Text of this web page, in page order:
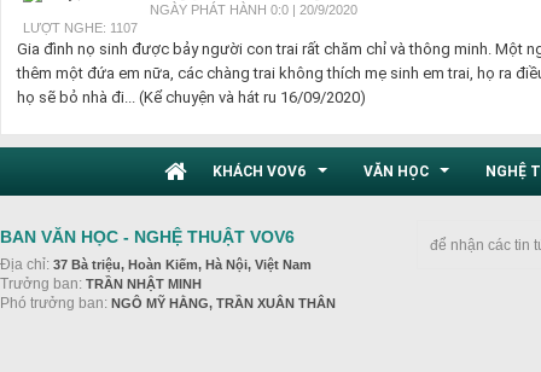
NGÀY PHÁT HÀNH 0:0 | 20/9/2020
LƯỢT NGHE: 1107
Gia đình nọ sinh được bảy người con trai rất chăm chỉ và thông minh. Một
thêm một đứa em nữa, các chàng trai không thích mẹ sinh em trai, họ ra
họ sẽ bỏ nhà đi... (Kể chuyện và hát ru 16/09/2020)
KHÁCH VOV6 VĂN HỌC NGHỆ
BAN VĂN HỌC - NGHỆ THUẬT VOV6
Địa chỉ: 37 Bà triệu, Hoàn Kiếm, Hà Nội, Việt Nam
Trưởng ban: TRẦN NHẬT MINH
Phó trưởng ban: NGÔ MỸ HẰNG, TRẦN XUÂN THÂN
để nhận các tin